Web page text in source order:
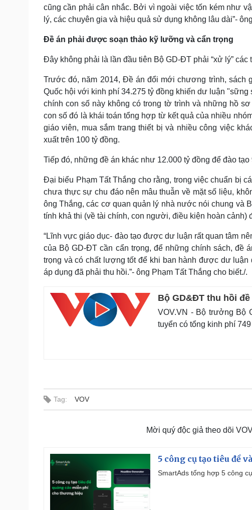
cũng cần phải cân nhắc. Bởi vì ngoài việc tốn kém như
lý, các chuyên gia và hiệu quả sử dụng không lâu dài”-
Đề án phải được soạn thảo kỹ lưỡng và cẩn trọng
Đây không phải là lần đầu tiên Bộ GD-ĐT phải “xử lý”
Trước đó, năm 2014, Đề án đổi mới chương trình, sách
Quốc hội với kinh phí 34.275 tỷ đồng khiến dư luận
chính con số này không có trong tờ trình và những hồ
con số đó là khái toán tổng hợp từ kết quả của nhiều
giáo viên, mua sắm trang thiết bị và nhiều công việc
xuất trên 100 tỷ đồng.
Tiếp đó, những đề án khác như 12.000 tỷ đồng để đào tạo
Đại biểu Phạm Tất Thắng cho rằng, trong việc chuẩn bị
chưa thực sự chu đáo nên mâu thuẫn về mặt số liệu,
ông Thắng, các cơ quan quản lý nhà nước nói chung và
tính khả thi (về tài chính, con người, điều kiện hoàn cảnh)
“Lĩnh vực giáo dục- đào tạo được dư luận rất quan tâm
của Bộ GD-ĐT cần cẩn trọng, để những chính sách, đề
trọng và có chất lượng tốt để khi ban hành được dư
áp dụng đã phải thu hồi.”- ông Phạm Tất Thắng cho biết./.
Bộ GD&ĐT thu hồi
VOV.VN - Bộ trưởng Bộ
tuyển có tổng kinh phí
Tag: VOV
Mời quý độc giả theo dõi
5 công cụ tạo tiêu đề
SmartAds tổng hợp 5 công